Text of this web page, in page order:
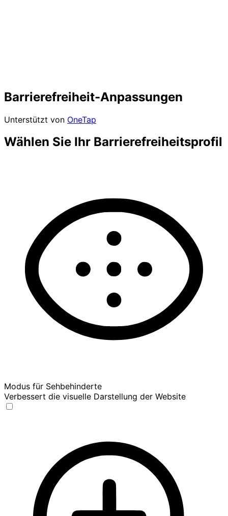
Barrierefreiheit-Anpassungen
Unterstützt von OneTap
Wählen Sie Ihr Barrierefreiheitsprofil
Modus für Sehbehinderte
Verbessert die visuelle Darstellung der Website